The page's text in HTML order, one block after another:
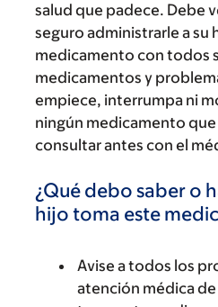
salud que padece. Debe
seguro administrarle a su
medicamento con todos
medicamentos y
empiece, interrumpa ni
ningún medicamento
consultar antes con el
¿Qué debo saber o
hijo toma este
Avise a todos los
atención médica